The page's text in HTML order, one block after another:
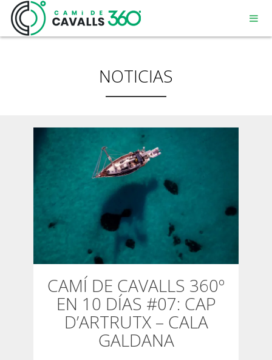
MENORCA
UN CAMINO CON HISTORIA
RECORRIDO DE 360º
SENDERISMO
13 ETAPAS
NOTICIAS
CAMÍ DE CAVALLS 360º
EN 10 DÍAS #07: CAP
D’ARTRUTX – CALA
GALDANA